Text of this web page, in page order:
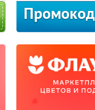
Промокод